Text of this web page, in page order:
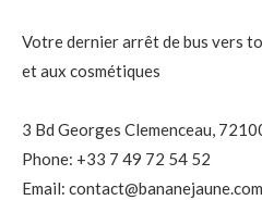
Votre dernier arrêt de bus vers
et aux cosmétiques
3 Bd Georges Clemenceau,
Phone: +33 7 49 72 54 52
Email: contact@bananejaune.com